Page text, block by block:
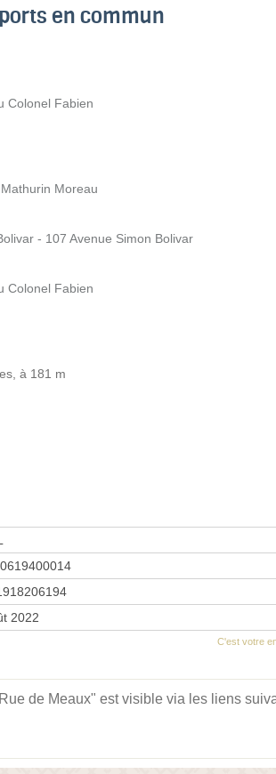
en commun
Colonel Fabien
Moreau
- 107 Avenue Simon Bolivar
Colonel Fabien
à 181 m
2022
C'est votre
de Meaux" est visible via les liens